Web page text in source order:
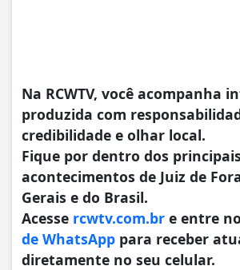
Na RCWTV, você acompanha
produzida com
credibilidade e olhar local.
Fique por dentro dos principais
acontecimentos de Juiz de
Gerais e do Brasil.
Acesse rcwtv.com.br e entre
de WhatsApp para receber
diretamente no seu celular.